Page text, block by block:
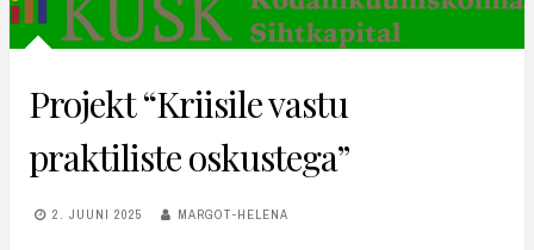
Projekt “Kriisile vastu
praktiliste oskustega”
2. JUUNI 2025 MARGOT-HELENA